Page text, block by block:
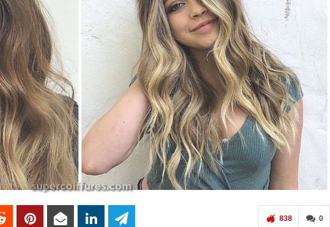
0
838